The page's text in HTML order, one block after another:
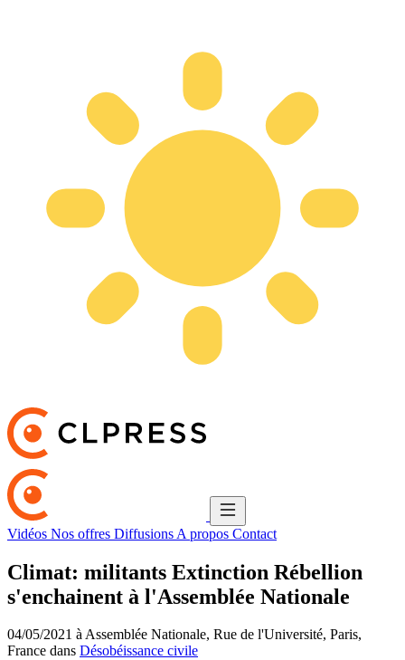
Vidéos Nos offres Diffusions A propos Contact
Climat: militants Extinction Rébellion
s'enchainent à l'Assemblée Nationale
04/05/2021 à Assemblée Nationale, Rue de l'Université, Paris,
France dans Désobéissance civile